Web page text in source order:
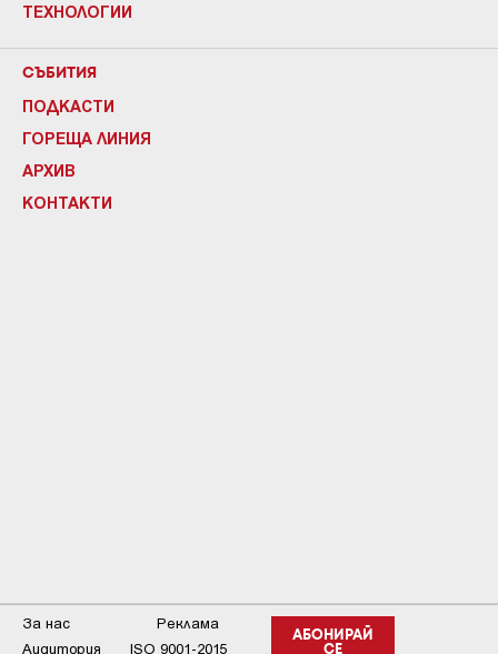
ТЕХНОЛОГИИ
СЪБИТИЯ
ПОДКАСТИ
ГОРЕЩА ЛИНИЯ
АРХИВ
КОНТАКТИ
АБОНИРАЙ
СЕ
За нас
Реклама
Аудитория
ISO 9001-2015